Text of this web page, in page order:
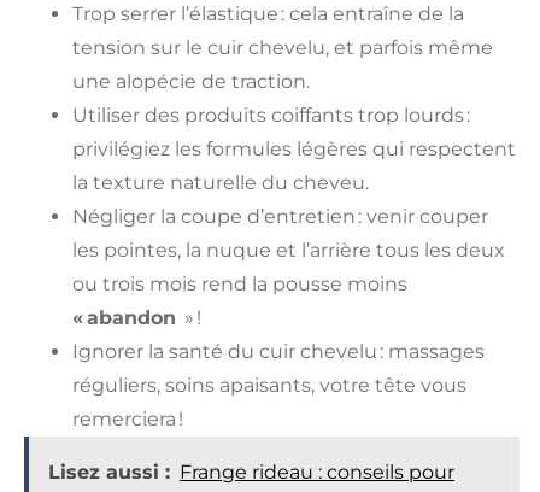
Trop serrer l’élastique : cela entraîne de la
tension sur le cuir chevelu, et parfois même
une alopécie de traction.
Utiliser des produits coiffants trop lourds :
privilégiez les formules légères qui respectent
la texture naturelle du cheveu.
Négliger la coupe d’entretien : venir couper
les pointes, la nuque et l’arrière tous les deux
ou trois mois rend la pousse moins
« abandon » !
Ignorer la santé du cuir chevelu : massages
réguliers, soins apaisants, votre tête vous
remerciera !
Lisez aussi : Frange rideau : conseils pour